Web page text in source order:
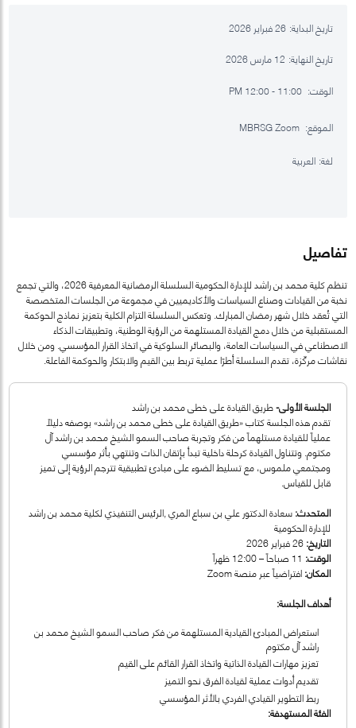
تاريخ البداية: 26 فبراير 2026
تاريخ النهاية: 12 مارس 2026
الوقت:
الموقع:
لغة: العربية
تفاصيل
تنظم كلية محمد بن راشد للإدارة الحكومية السلسلة الرمضانية المعرفية 2026، والتي تجمع
نخبة من القيادات وصناع السياسات والأكاديميين في مجموعة من الجلسات المتخصصة
التي تُعقد خلال شهر رمضان المبارك. وتعكس السلسلة التزام الكلية بتعزيز نماذج الحوكمة
المستقبلية من خلال دمج القيادة المستلهمة من الرؤية الوطنية، وتطبيقات الذكاء
الاصطناعي في السياسات العامة، والبصائر السلوكية في اتخاذ القرار المؤسسي. ومن خلال
نقاشات مركّزة، تقدم السلسلة أطرًا عملية تربط بين القيم والابتكار والحوكمة الفاعلة.
الجلسة الأولى-طريق القيادة على خطى محمد بن راشد
تقدم هذه الجلسة كتاب «طريق القيادة على خطى محمد بن راشد» بوصفه دليلاً
عملياً للقيادة مستلهماً من فكر وتجربة صاحب السمو الشيخ محمد بن راشد آل
مكتوم. وتتناول القيادة كرحلة داخلية تبدأ بإتقان الذات وتنتهي بأثر مؤسسي
ومجتمعي ملموس، مع تسليط الضوء على مبادئ تطبيقية تترجم الرؤية إلى تميز
قابل للقياس.
المتحدث:سعادة الدكتور علي بن سباع المري ,الرئيس التنفيذي لكلية محمد بن راشد
للإدارة الحكومية
التاريخ:26 فبراير 2026
الوقت: 11 صباحاً – 12:00 ظهراً
المكان:افتراضياً عبر منصة Zoom
أهداف الجلسة:
استعراض المبادئ القيادية المستلهمة من فكر صاحب السمو الشيخ محمد بن
راشد آل مكتوم
تعزيز مهارات القيادة الذاتية واتخاذ القرار القائم على القيم
تقديم أدوات عملية لقيادة الفرق نحو التميز
ربط التطوير القيادي الفردي بالأثر المؤسسي
الفئة المستهدفة: